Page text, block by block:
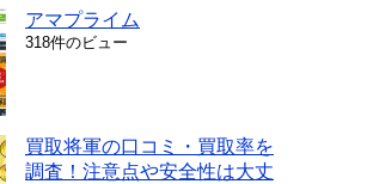
アマプライム
318件のビュー
買取将軍の口コミ・買取率を
調査！注意点や安全性は大丈